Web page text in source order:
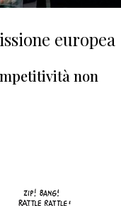
europea
non